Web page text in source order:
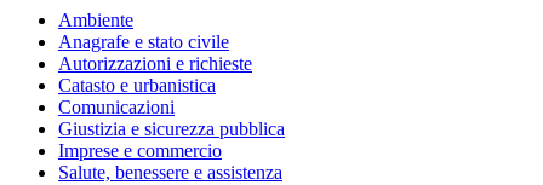
Ambiente
Anagrafe e stato civile
Autorizzazioni e richieste
Catasto e urbanistica
Comunicazioni
Giustizia e sicurezza pubblica
Imprese e commercio
Salute, benessere e assistenza